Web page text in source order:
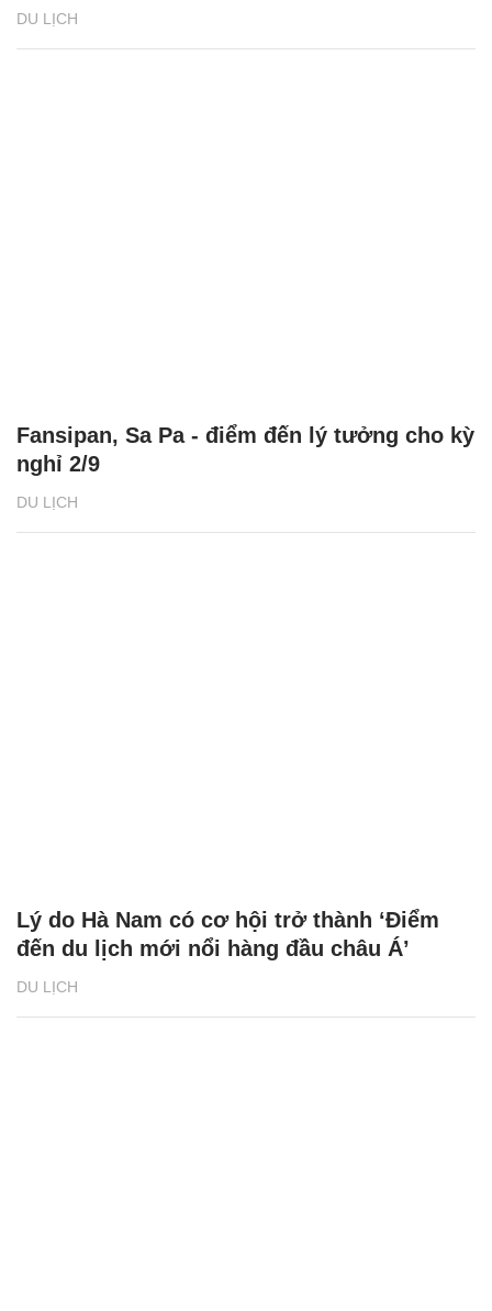
DU LỊCH
DU LỊCH
Fansipan, Sa Pa - điểm đến lý tưởng cho kỳ
nghỉ 2/9
DU LỊCH
Lý do Hà Nam có cơ hội trở thành ‘Điểm
đến du lịch mới nổi hàng đầu châu Á’